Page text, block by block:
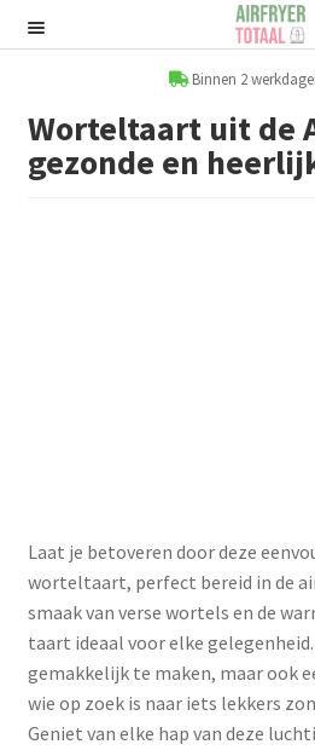
door
naar
Submenu
uitvouwen
Accessoires
uitvouwen
Outlet
Binnen 2
Worteltaart uit de
gezonde en
Laat je betoveren door deze
worteltaart, perfect bereid in de
smaak van verse wortels en de
taart ideaal voor elke
gemakkelijk te maken, maar ook
wie op zoek is naar iets lekkers
Geniet van elke hap van deze